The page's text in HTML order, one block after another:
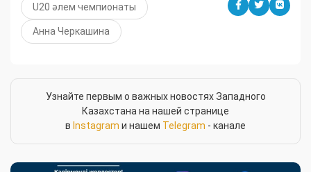
U20 әлем чемпионаты
Анна Черкашина
Узнайте первым о важных новостях Западного
Казахстана на нашей странице
в Instagram и нашем Telegram - канале